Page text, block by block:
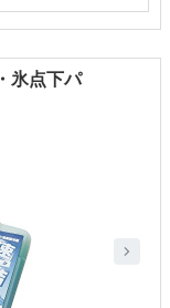
氷点下パ